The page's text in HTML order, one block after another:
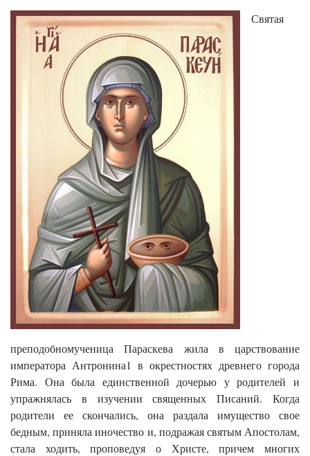
Святая
преподобномученица Параскева жила в царствование
императора Антронина1 в окрестностях древнего города
Рима. Она была единственной дочерью у родителей и
упражнялась в изучении священных Писаний. Когда
родители ее скончались, она раздала имущество свое
бедным, приняла иночество и, подражая святым Апостолам,
стала ходить, проповедуя о Христе, причем многих